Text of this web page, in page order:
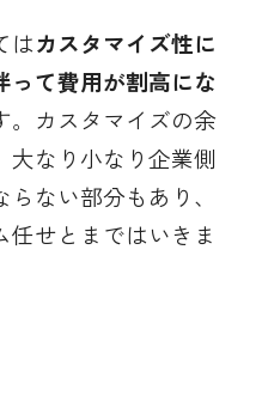
はカスタマイズ性に
って費用が割高にな
。カスタマイズの余
大なり小なり企業側
ない部分もあり、
せとまではいきま